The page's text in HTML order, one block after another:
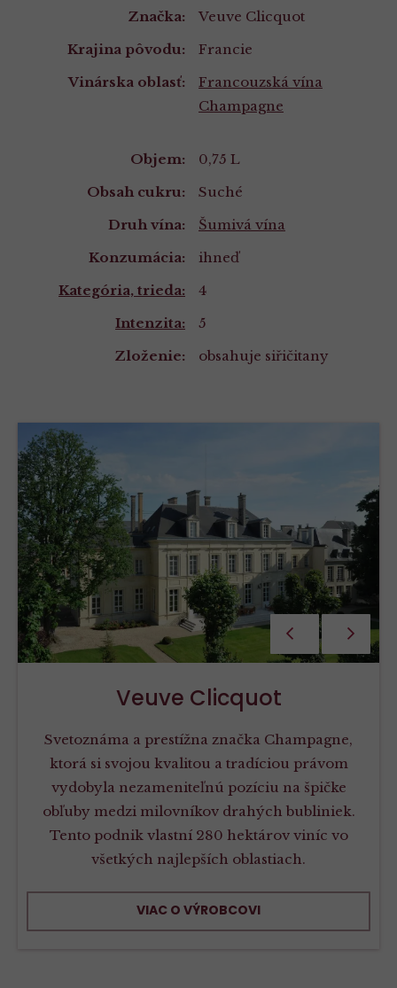
Značka:
Veuve Clicquot
Krajina pôvodu:
Francie
Vinárska oblasť:
Francouzská vína
Champagne
Objem:
0,75 L
Obsah cukru:
Suché
Druh vína:
Šumivá vína
Konzumácia:
ihneď
Kategória, trieda:
4
Intenzita:
5
Zloženie:
obsahuje siřičitany
Veuve Clicquot
Svetoznáma a prestížna značka Champagne,
ktorá si svojou kvalitou a tradíciou právom
vydobyla nezameniteľnú pozíciu na špičke
obľuby medzi milovníkov drahých bubliniek.
Tento podnik vlastní 280 hektárov viníc vo
všetkých najlepších oblastiach.
VIAC O VÝROBCOVI
PŘEDCHOZÍ